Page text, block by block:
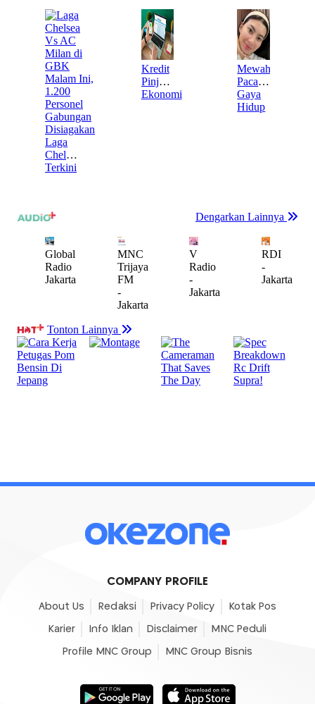
COMPANY PROFILE
About Us Redaksi Privacy Policy Kotak Pos
Karier Info Iklan Disclaimer MNC Peduli
Profile MNC Group MNC Group Bisnis